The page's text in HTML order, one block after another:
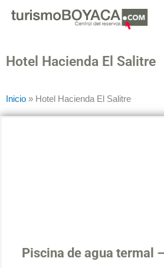
Hotel Hacienda El Salitre
Inicio » Hotel Hacienda El Salitre
Piscina de agua termal